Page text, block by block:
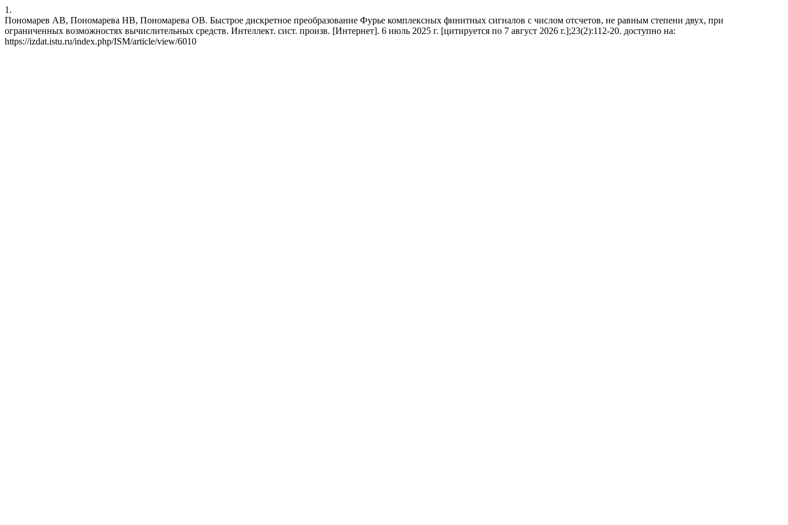
1.
Пономарев АВ, Пономарева НВ, Пономарева ОВ. Быстрое дискретное преобразование Фурье комплексных финитных сигналов с числом отсчетов, не равным степени двух, при
ограниченных возможностях вычислительных средств. Интеллект. сист. произв. [Интернет]. 6 июль 2025 г. [цитируется по 7 август 2026 г.];23(2):112-20. доступно на:
https://izdat.istu.ru/index.php/ISM/article/view/6010